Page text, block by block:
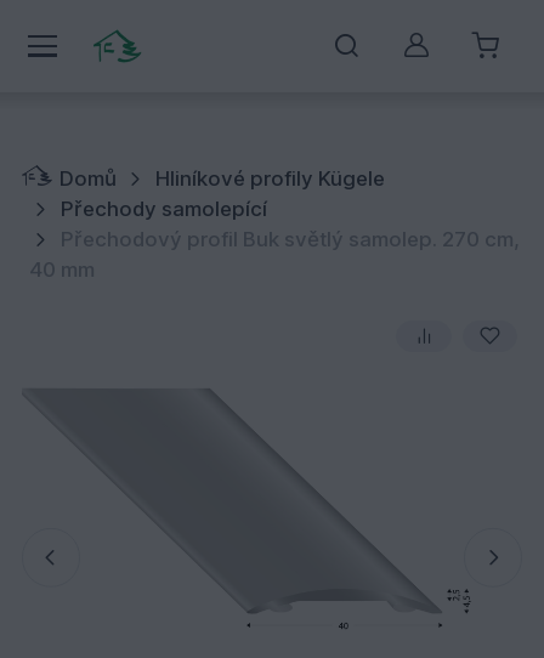
Můj účet
Domů
Hliníkové profily Kügele
Přechody samolepící
Přechodový profil Buk světlý samolep. 270 cm,
40 mm